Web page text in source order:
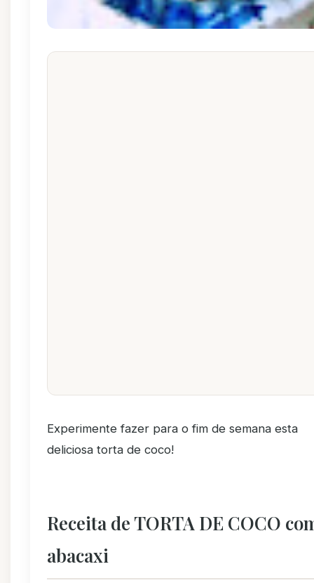
Experimente fazer para o fim de semana esta
deliciosa torta de coco!
Receita de TORTA DE COCO
abacaxi